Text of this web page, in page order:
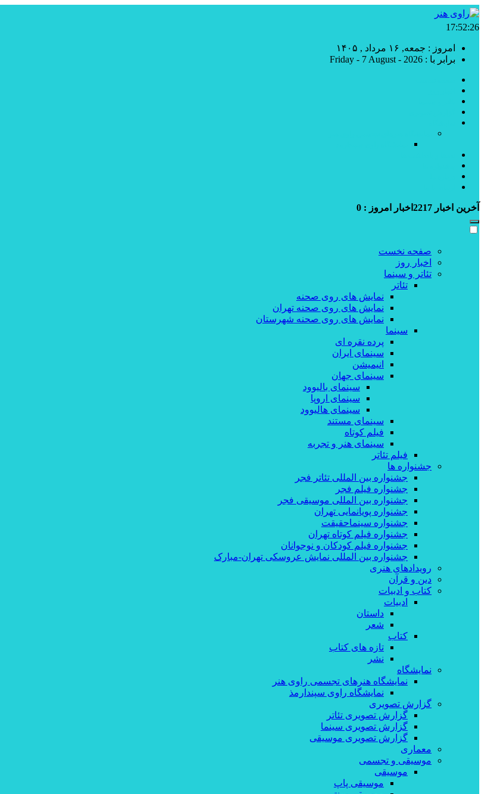
17:52:27
امروز : جمعه, ۱۶ مرداد , ۱۴۰۵
برابر با : Friday - 7 August - 2026
آخرین اخبار اخبار امروز : 0
صفحه نخست
اخبار روز
تئاتر و سینما
تئاتر
نمایش های روی صحنه
نمایش های روی صحنه تهران
نمایش های روی صحنه شهرستان
سینما
پرده نقره ای
سینمای ایران
انیمیشن
سینمای جهان
سینمای بالیوود
سینمای اروپا
سینمای هالیوود
سینمای مستند
فیلم کوتاه
سینمای هنر و تجربه
فیلم تئاتر
جشنواره ها
جشنواره بین المللی تئاتر فجر
جشنواره فیلم فجر
جشنواره بین المللی موسیقی فجر
جشنواره پویانمایی تهران
جشنواره سینماحقیقت
جشنواره فیلم کوتاه تهران
جشنواره فیلم کودکان و نوجوانان
جشنواره بین المللی نمایش عروسکی تهران-مبارک
رویدادهای هنری
دین و قرآن
کتاب و ادبیات
ادبیات
داستان
شعر
کتاب
تازه های کتاب
نشر
نمایشگاه
نمایشگاه هنرهای تجسمی راوی هنر
نمایشگاه راوی سپندارمذ
گزارش تصویری
گزارش تصویری تئاتر
گزارش تصویری سینما
گزارش تصویری موسیقی
معماری
موسیقی و تجسمی
موسیقی
موسیقی پاپ